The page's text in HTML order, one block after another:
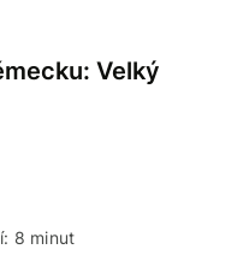
Velký
8 minut